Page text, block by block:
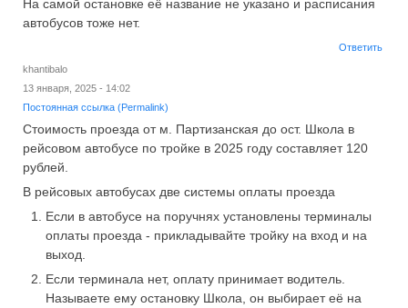
На самой остановке её название не указано и расписания
автобусов тоже нет.
Ответить
khantibalo
13 января, 2025 - 14:02
Постоянная ссылка (Permalink)
Стоимость проезда от м. Партизанская до ост. Школа в
рейсовом автобусе по тройке в 2025 году составляет 120
рублей.
В рейсовых автобусах две системы оплаты проезда
Если в автобусе на поручнях установлены терминалы
оплаты проезда - прикладывайте тройку на вход и на
выход.
Если терминала нет, оплату принимает водитель.
Называете ему остановку Школа, он выбирает её на